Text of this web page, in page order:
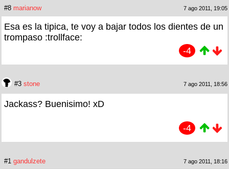
#8 marianow 7 ago 2011, 19:05
Esa es la tipica, te voy a bajar todos los dientes de un
trompaso :trollface:
-4
#3 stone 7 ago 2011, 18:56
Jackass? Buenisimo! xD
-4
#1 gandulzete 7 ago 2011, 18:16